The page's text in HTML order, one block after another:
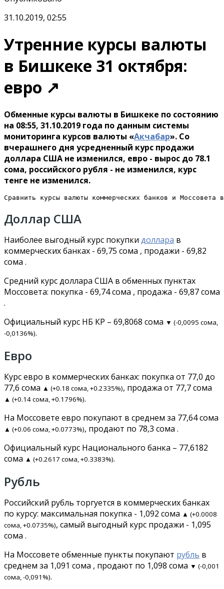
31.10.2019, 02:55
Утренние курсы валюты
в Бишкеке 31 октября:
евро ↗
Обменные курсы валюты в Бишкеке по состоянию
на 08:55, 31.10.2019 года по данным системы
мониторинга курсов валюты «Акчабар». Со
вчерашнего дня усредненный курс продажи
доллара США не изменился, евро - вырос до 78.1
сома, российского рубля - не изменился, курс
тенге не изменился.
Сравнить курсы валюты коммерческих банков и Моссовета
Доллар США
Наиболее выгодный курс покупки доллара в
коммерческих банках - 69,75 сома , продажи - 69,82
сома .
Средний курс доллара США в обменных пунктах
Моссовета: покупка - 69,74 сома , продажа - 69,87 сома
.
Официальный курс НБ КР – 69,8068 сома ▼ (-0,0095 сома,
-0,0136%).
Евро
Курс евро в коммерческих банках: покупка от 77,0 до
77,6 сома ▲ (+0.18 сома, +0.2335%), продажа от 77,7 сома
▲ (+0.14 сома, +0.1796%).
На Моссовете евро покупают в среднем за 77,64 сома
▲ (+0.06 сома, +0.0773%), продают по 78,3 сома .
Официальный курс Национального банка – 77,6182
сома ▲ (+0.2617 сома, +0.3383%).
Рубль
Российский рубль торгуется в коммерческих банках
по курсу: максимальная покупка - 1,092 сома ▲ (+0.0008
сома, +0.0735%), самый выгодный курс продажи - 1,095
сома .
На Моссовете обменные пункты покупают рубль в
среднем за 1,091 сома , продают по 1,098 сома ▼ (-0,001
сома, -0,091%).